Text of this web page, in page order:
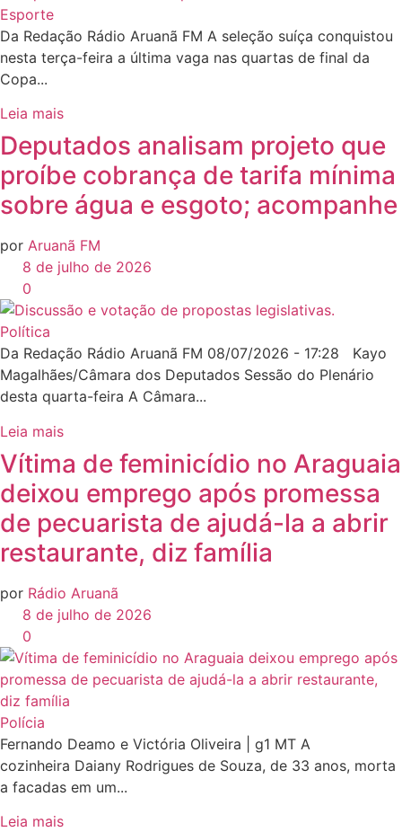
Esporte
Da Redação Rádio Aruanã FM A seleção suíça conquistou
nesta terça-feira a última vaga nas quartas de final da
Copa...
Leia mais
Deputados analisam projeto que
proíbe cobrança de tarifa mínima
sobre água e esgoto; acompanhe
por Aruanã FM
8 de julho de 2026
0
Política
Da Redação Rádio Aruanã FM 08/07/2026 - 17:28 Kayo
Magalhães/Câmara dos Deputados Sessão do Plenário
desta quarta-feira A Câmara...
Leia mais
Vítima de feminicídio no Araguaia
deixou emprego após promessa
de pecuarista de ajudá-la a abrir
restaurante, diz família
por Rádio Aruanã
8 de julho de 2026
0
Polícia
Fernando Deamo e Victória Oliveira | g1 MT A
cozinheira Daiany Rodrigues de Souza, de 33 anos, morta
a facadas em um...
Leia mais